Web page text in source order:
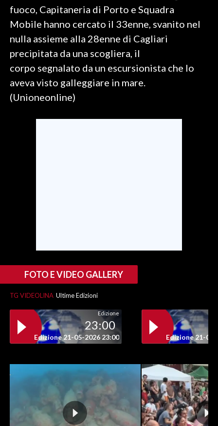
SPETTACOLI
SALUTE
SARDEGNA TURISMO
SARDI NEL MONDO
NECROLOGI
fuoco, Capitaneria di Porto e Squadra
Mobile hanno cercato il 33enne, svanito nel
nulla assieme alla 28enne di Cagliari
precipitata da una scogliera, il
corpo segnalato da un escursionista che lo
aveva visto galleggiare in mare.
(Unioneonline)
FOTO E VIDEO GALLERY
TG VIDEOLINA Ultime Edizioni
Edizione
23:00
Edizione 21-05-2026 23:00 Edizione 21-05-